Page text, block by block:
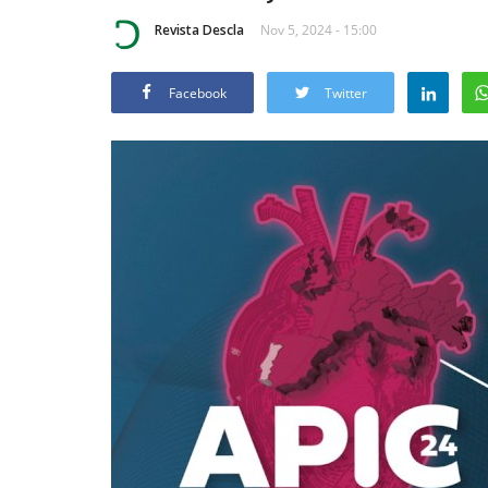
Revista Descla Nov 5, 2024 - 15:00
Facebook Twitter